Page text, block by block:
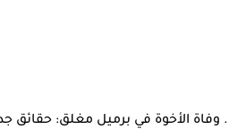
. وفاة الأخوة في برميل مغلق: حقائق